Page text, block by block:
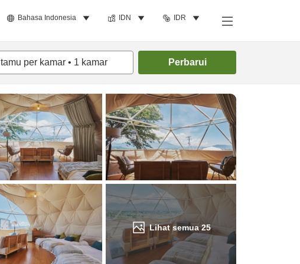
Bahasa Indonesia IDN IDR
tamu per kamar • 1 kamar Perbarui
Lihat semua25
Cari kamar